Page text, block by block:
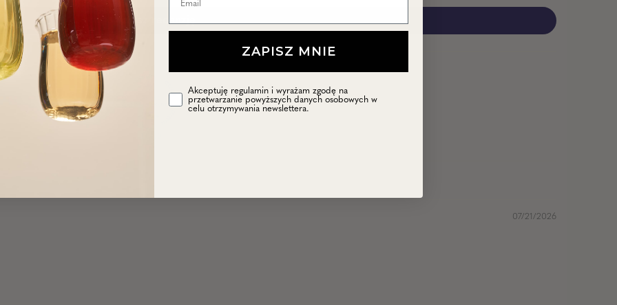
Napisz recenzję
07/21/2026
ZAPISZ MNIE
Akceptuję regulamin i wyrażam zgodę na
przetwarzanie powyższych danych osobowych w
celu otrzymywania newslettera.